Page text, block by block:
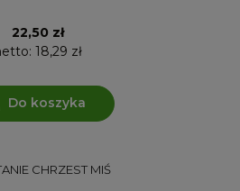
22,50 zł
18,29 zł
Do koszyka